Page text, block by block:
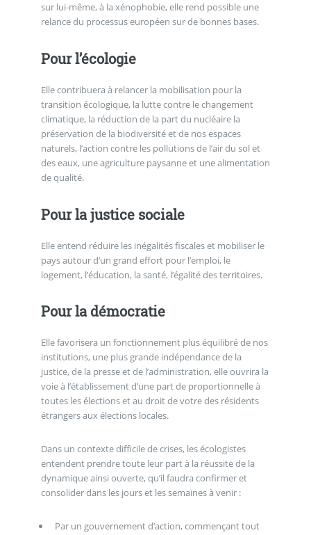
sur lui-même, à la xénophobie, elle rend possible une
relance du processus européen sur de bonnes bases.
Pour l’écologie
Elle contribuera à relancer la mobilisation pour la
transition écologique, la lutte contre le changement
climatique, la réduction de la part du nucléaire la
préservation de la biodiversité et de nos espaces
naturels, l’action contre les pollutions de l’air du sol et
des eaux, une agriculture paysanne et une alimentation
de qualité.
Pour la justice sociale
Elle entend réduire les inégalités fiscales et mobiliser le
pays autour d’un grand effort pour l’emploi, le
logement, l’éducation, la santé, l’égalité des territoires.
Pour la démocratie
Elle favorisera un fonctionnement plus équilibré de nos
institutions, une plus grande indépendance de la
justice, de la presse et de l’administration, elle ouvrira la
voie à l’établissement d’une part de proportionnelle à
toutes les élections et au droit de votre des résidents
étrangers aux élections locales.
Dans un contexte difficile de crises, les écologistes
entendent prendre toute leur part à la réussite de la
dynamique ainsi ouverte, qu’il faudra confirmer et
consolider dans les jours et les semaines à venir :
Par un gouvernement d’action, commençant tout